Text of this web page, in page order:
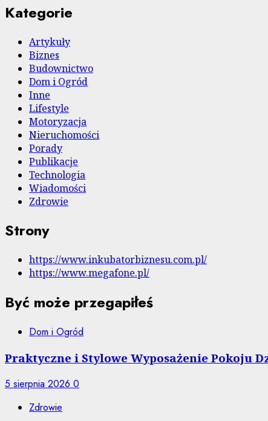
Kategorie
Artykuły
Biznes
Budownictwo
Dom i Ogród
Inne
Lifestyle
Motoryzacja
Nieruchomości
Porady
Publikacje
Technologia
Wiadomości
Zdrowie
Strony
https://www.inkubatorbiznesu.com.pl/
https://www.megafone.pl/
Być może przegapiłeś
Dom i Ogród
Praktyczne i Stylowe Wyposażenie Pokoju
5 sierpnia 2026 0
Zdrowie